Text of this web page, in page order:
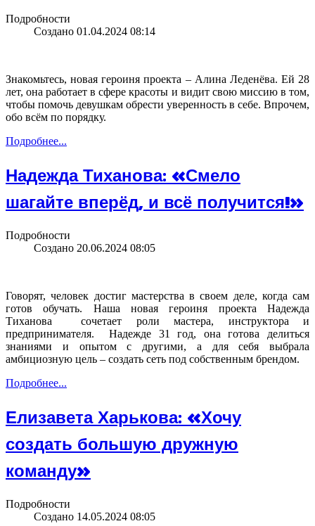
Подробности
Создано 01.04.2024 08:14
Знакомьтесь, новая героиня проекта – Алина Леденёва. Ей 28
лет, она работает в сфере красоты и видит свою миссию в том,
чтобы помочь девушкам обрести уверенность в себе. Впрочем,
обо всём по порядку.
Подробнее...
Надежда Тиханова: «Смело
шагайте вперёд, и всё получится!»
Подробности
Создано 20.06.2024 08:05
Говорят, человек достиг мастерства в своем деле, когда сам
готов обучать. Наша новая героиня проекта Надежда
Тиханова сочетает роли мастера, инструктора и
предпринимателя. Надежде 31 год, она готова делиться
знаниями и опытом с другими, а для себя выбрала
амбициозную цель – создать сеть под собственным брендом.
Подробнее...
Елизавета Харькова: «Хочу
создать большую дружную
команду»
Подробности
Создано 14.05.2024 08:05